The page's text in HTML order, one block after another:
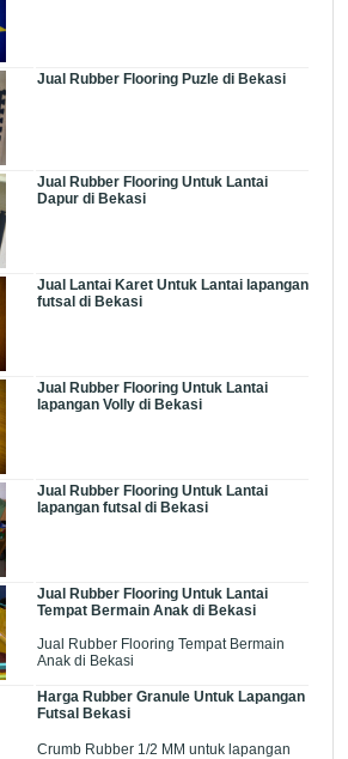
Jual Rubber Flooring Puzle di Bekasi
Jual Rubber Flooring Untuk Lantai
Dapur di Bekasi
Jual Lantai Karet Untuk Lantai lapangan
futsal di Bekasi
Jual Rubber Flooring Untuk Lantai
lapangan Volly di Bekasi
Jual Rubber Flooring Untuk Lantai
lapangan futsal di Bekasi
Jual Rubber Flooring Untuk Lantai
Tempat Bermain Anak di Bekasi
Jual Rubber Flooring Tempat Bermain
Anak di Bekasi
Harga Rubber Granule Untuk Lapangan
Futsal Bekasi
Crumb Rubber 1/2 MM untuk lapangan